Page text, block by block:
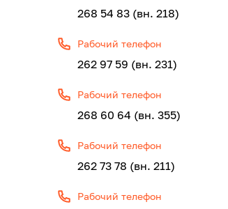
268 54 83 (вн. 218)
Рабочий телефон
262 97 59 (вн. 231)
Рабочий телефон
268 60 64 (вн. 355)
Рабочий телефон
262 73 78 (вн. 211)
Рабочий телефон